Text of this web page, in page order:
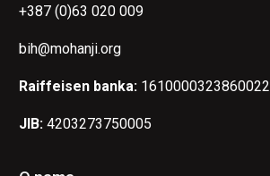
+387 (0)63 020 009
bih@mohanji.org
Raiffeisen banka: 1610000323860022
JIB: 4203273750005